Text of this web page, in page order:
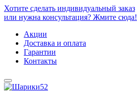
Хотите сделать индивидуальный заказ
или нужна консультация? Жмите сюда!
Акции
Доставка и оплата
Гарантии
Контакты